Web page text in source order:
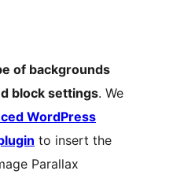
of backgrounds
block settings. We
WordPress
to insert the
Parallax